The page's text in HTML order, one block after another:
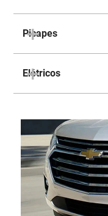
Picapes
Elétricos